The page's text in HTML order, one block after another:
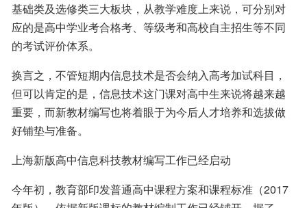
基础类及选修类三大板块，从教学难度上来说，可分别对
应的是高中学业考合格考、等级考和高校自主招生等不同
的考试评价体系。
换言之，不管短期内信息技术是否会纳入高考加试科目，
但可以肯定的是，信息技术这门课对高中生来说将越来越
重要，而新教材编写也将着眼于为今后人才培养和选拔做
好铺垫与准备。
上海新版高中信息科技教材编写工作已经启动
今年初，教育部印发普通高中课程方案和课程标准（2017